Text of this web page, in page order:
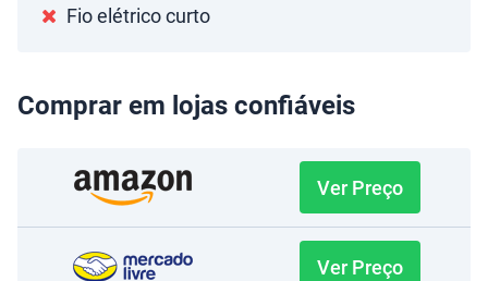
Fio elétrico curto
Comprar em lojas confiáveis
Ver Preço
Ver Preço